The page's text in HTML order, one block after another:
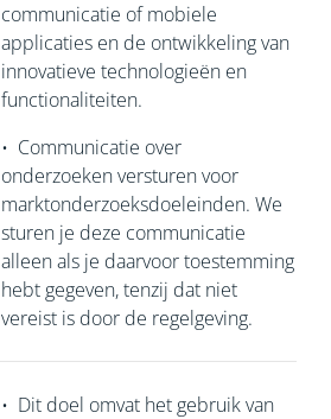
communicatie of mobiele
applicaties en de ontwikkeling van
innovatieve technologieën en
functionaliteiten.
• Communicatie over
onderzoeken versturen voor
marktonderzoeksdoeleinden. We
sturen je deze communicatie
alleen als je daarvoor toestemming
hebt gegeven, tenzij dat niet
vereist is door de regelgeving.
• Dit doel omvat het gebruik van